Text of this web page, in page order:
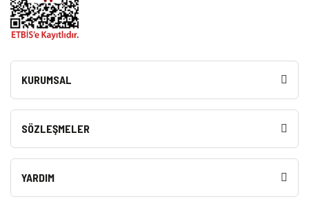
KURUMSAL
SÖZLEŞMELER
YARDIM